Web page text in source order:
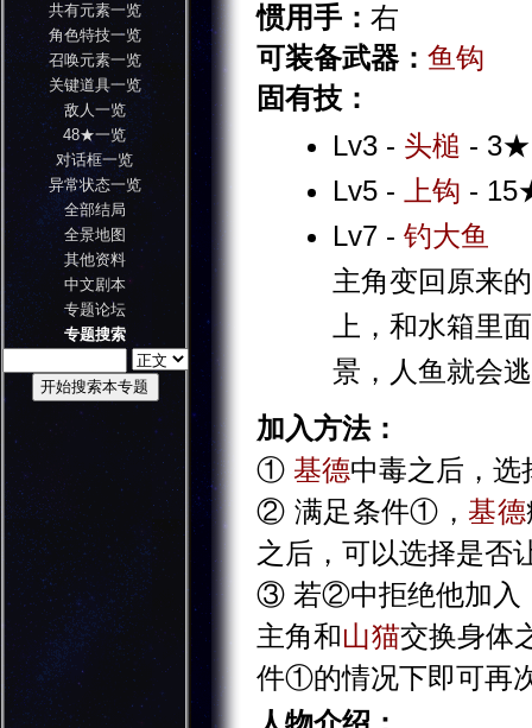
惯用手： 右
可装备武器： 鱼钩
固有技：
Lv3 - 头槌 - 3★
Lv5 -
上钩 -
Lv7 - 钓大鱼
主角变回原来
上，和水箱里
景，人鱼就会
加入方法：
① 基德中毒之后，选
② 满足条件①， 基德
之后，可以选择是否
③ 若②中拒绝他加入
主角和山猫交换身体
件①的情况下即可再
共有元素一览
角色特技一览
召唤元素一览
关键道具一览
敌人一览
48★一览
对话框一览
异常状态一览
全部结局
全景地图
其他资料
中文剧本
专题论坛
专题搜索